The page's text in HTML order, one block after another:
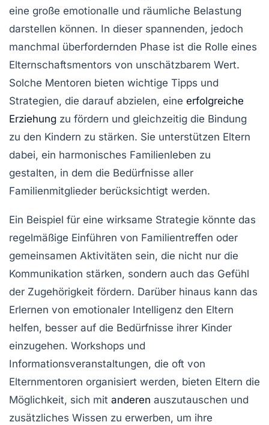
eine große emotionalle und räumliche Belastung
darstellen können. In dieser spannenden, jedoch
manchmal überfordernden Phase ist die Rolle eines
Elternschaftsmentors von unschätzbarem Wert.
Solche Mentoren bieten wichtige Tipps und
Strategien, die darauf abzielen, eine erfolgreiche
Erziehung zu fördern und gleichzeitig die Bindung
zu den Kindern zu stärken. Sie unterstützen Eltern
dabei, ein harmonisches Familienleben zu
gestalten, in dem die Bedürfnisse aller
Familienmitglieder berücksichtigt werden.
Ein Beispiel für eine wirksame Strategie könnte das
regelmäßige Einführen von Familientreffen oder
gemeinsamen Aktivitäten sein, die nicht nur die
Kommunikation stärken, sondern auch das Gefühl
der Zugehörigkeit fördern. Darüber hinaus kann das
Erlernen von emotionaler Intelligenz den Eltern
helfen, besser auf die Bedürfnisse ihrer Kinder
einzugehen. Workshops und
Informationsveranstaltungen, die oft von
Elternmentoren organisiert werden, bieten Eltern die
Möglichkeit, sich mit anderen auszutauschen und
zusätzliches Wissen zu erwerben, um ihre